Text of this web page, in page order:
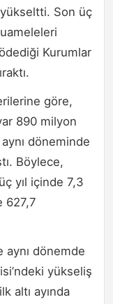
Son üç
Kurumlar
göre,
890 milyon
döneminde
Böylece,
yıl içinde 7,3
627,7
dönemde
yükseliş
altı ayında